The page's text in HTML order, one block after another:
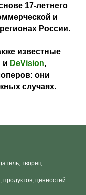
17-летнего
и
России.
известные
и DeVision,
они
случаях.
творец.
продуктов, ценностей.